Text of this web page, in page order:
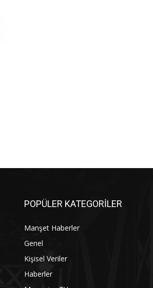
POPÜLER KATEGORİLER
Manşet Haberler
Genel
Kişisel Veriler
Haberler